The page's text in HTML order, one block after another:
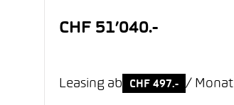
CHF 51’040.-
Leasing ab CHF 497.- / Monat